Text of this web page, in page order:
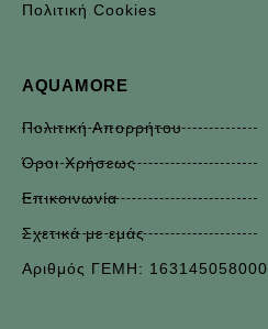
Πολιτική Cookies
AQUAMORE
Πολιτική Απορρήτου
Όροι Χρήσεως
Επικοινωνία
Σχετικά με εμάς
Αριθμός ΓΕΜΗ: 163145058000